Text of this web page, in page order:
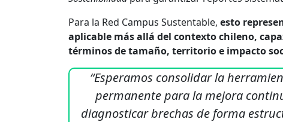
Para la Red Campus Sustentable, esto
aplicable más allá del contexto chileno,
términos de tamaño, territorio e impacto
“Esperamos consolidar la
permanente para la mejora
diagnosticar brechas de forma